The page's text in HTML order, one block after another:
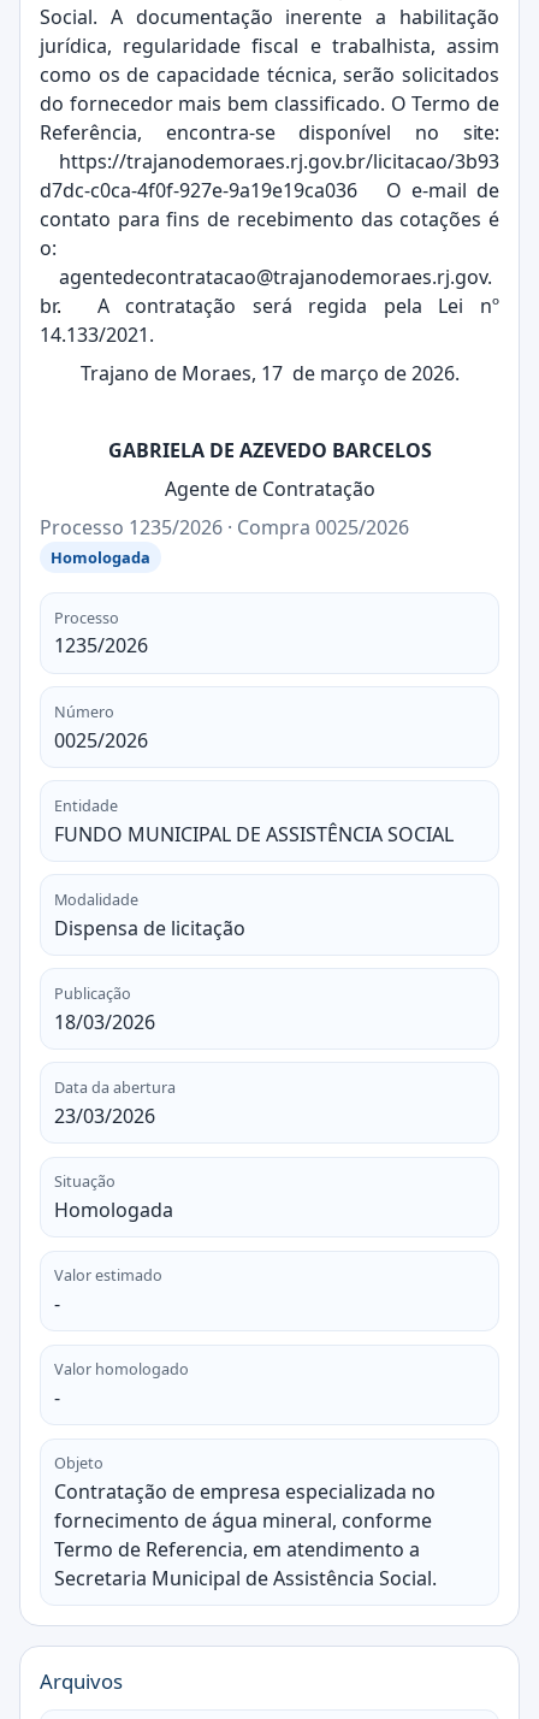
Social. A documentação inerente a habilitação
jurídica, regularidade fiscal e trabalhista, assim
como os de capacidade técnica, serão solicitados
do fornecedor mais bem classificado. O Termo de
Referência, encontra-se disponível no site:
https://trajanodemoraes.rj.gov.br/licitacao/3b93
d7dc-c0ca-4f0f-927e-9a19e19ca036
O e-mail de
contato para fins de recebimento das cotações é
o:
agentedecontratacao@trajanodemoraes.rj.gov.
br.
A contratação será regida pela Lei nº
14.133/2021.
Trajano de Moraes, 17 de março de 2026.
GABRIELA DE AZEVEDO BARCELOS
Agente de Contratação
Processo 1235/2026 · Compra 0025/2026
Homologada
Processo
1235/2026
Número
0025/2026
Entidade
FUNDO MUNICIPAL DE ASSISTÊNCIA SOCIAL
Modalidade
Dispensa de licitação
Publicação
18/03/2026
Data da abertura
23/03/2026
Situação
Homologada
Valor estimado
-
Valor homologado
-
Objeto
Contratação de empresa especializada no
fornecimento de água mineral, conforme
Termo de Referencia, em atendimento a
Secretaria Municipal de Assistência Social.
Arquivos